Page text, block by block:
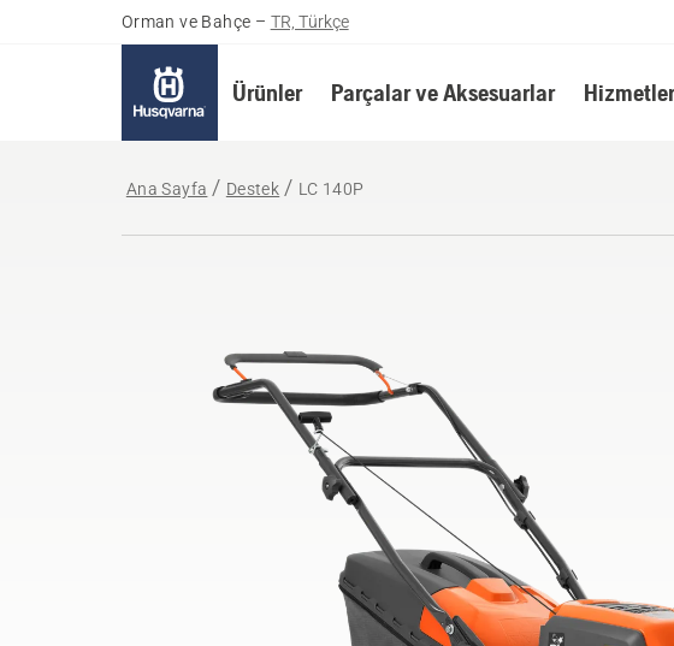
Orman ve Bahçe – TR, Türkçe
Ürünler Parçalar ve Aksesuarlar Hizmetler
Ana Sayfa Destek LC 140P